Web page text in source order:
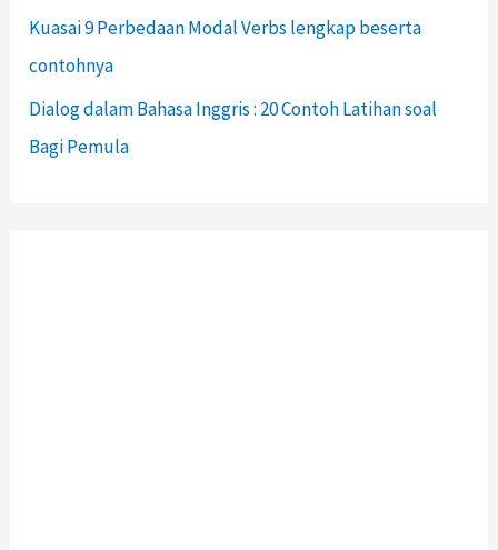
Kuasai 9 Perbedaan Modal Verbs lengkap beserta
contohnya
Dialog dalam Bahasa Inggris : 20 Contoh Latihan soal
Bagi Pemula